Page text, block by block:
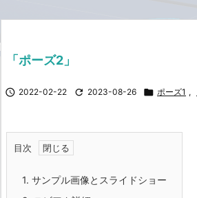
「ポーズ2」
 2022-02-22  2023-08-26  ポーズ1 ,
目次
1. サンプル画像とスライドショー